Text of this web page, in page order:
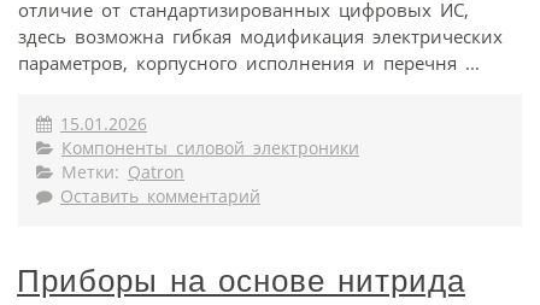
отличие от стандартизированных цифровых ИС,
здесь возможна гибкая модификация электрических
параметров, корпусного исполнения и перечня ...
15.01.2026
Компоненты силовой электроники
Метки: Qatron
Оставить комментарий
Приборы на основе нитрида